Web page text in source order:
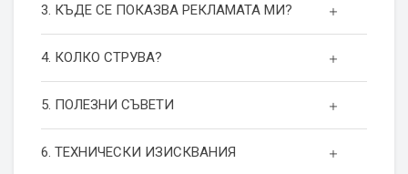
3. КЪДЕ СЕ ПОКАЗВА РЕКЛАМАТА МИ?
4. КОЛКО СТРУВА?
5. ПОЛЕЗНИ СЪВЕТИ
6. ТЕХНИЧЕСКИ ИЗИСКВАНИЯ